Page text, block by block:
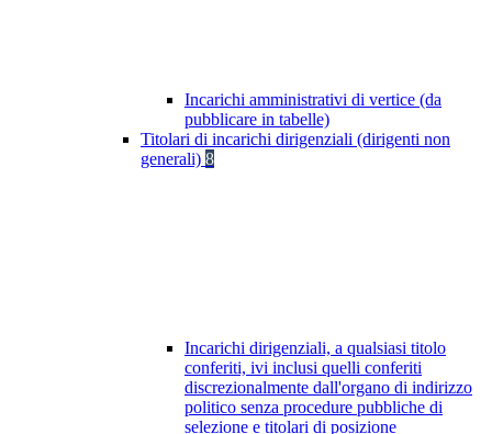
Incarichi amministrativi di vertice (da
pubblicare in tabelle)
Titolari di incarichi dirigenziali (dirigenti non
generali) 8
Incarichi dirigenziali, a qualsiasi titolo
conferiti, ivi inclusi quelli conferiti
discrezionalmente dall'organo di indirizzo
politico senza procedure pubbliche di
selezione e titolari di posizione